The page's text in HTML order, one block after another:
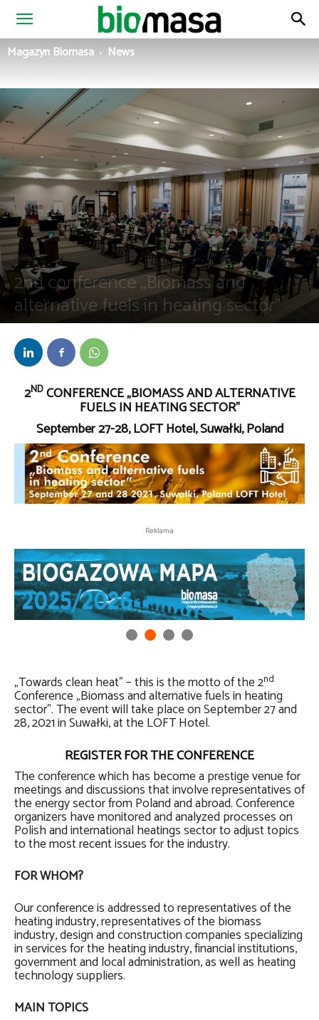
Magazyn
Magazyn Biomasa News
News
2nd conference „Biomass and
alternative fuels in heating sector”
Przez kaef-
2NDCONFERENCE „BIOMASS AND ALTERNATIVE
FUELS IN HEATING SECTOR”
September 27-28, LOFT Hotel, Suwałki, Poland
Reklama
„Towards clean heat” – this is the motto of the 2nd
Conference „Biomass and alternative fuels in heating
sector”. The event will take place on September 27 and
28, 2021 in Suwałki, at the LOFT Hotel.
REGISTER FOR THE CONFERENCE
The conference which has become a prestige venue for
meetings and discussions that involve representatives of
the energy sector from Poland and abroad. Conference
organizers have monitored and analyzed processes on
Polish and international heatings sector to adjust topics
to the most recent issues for the industry.
FOR WHOM?
Our conference is addressed to representatives of the
heating industry, representatives of the biomass
industry, design and construction companies specializing
in services for the heating industry, financial institutions,
government and local administration, as well as heating
technology suppliers.
MAIN TOPICS